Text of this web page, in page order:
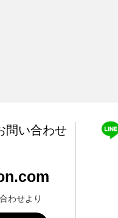
問い合わせ
わせより